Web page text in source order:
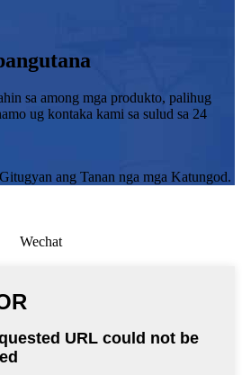
sa among mga produkto, palihug
ug kontaka kami sa sulud sa 24
ang Tanan nga mga Katungod.
Wechat